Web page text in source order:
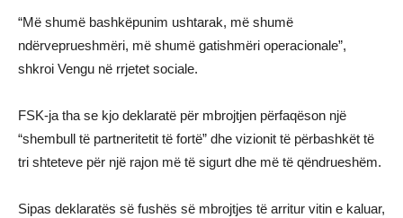
“Më shumë bashkëpunim ushtarak, më shumë
ndërveprueshmëri, më shumë gatishmëri operacionale”,
shkroi Vengu në rrjetet sociale.
FSK-ja tha se kjo deklaratë për mbrojtjen përfaqëson një
“shembull të partneritetit të fortë” dhe vizionit të përbashkët të
tri shteteve për një rajon më të sigurt dhe më të qëndrueshëm.
Sipas deklaratës së fushës së mbrojtjes të arritur vitin e kaluar,